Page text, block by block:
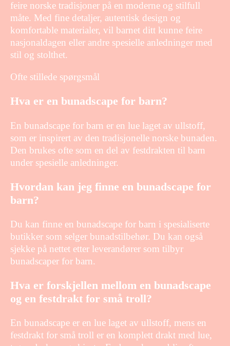
feire norske tradisjoner på en moderne og stilfull
måte. Med fine detaljer, autentisk design og
komfortable materialer, vil barnet ditt kunne feire
nasjonaldagen eller andre spesielle anledninger med
stil og stolthet.
Ofte stillede spørgsmål
Hva er en bunadscape for barn?
En bunadscape for barn er en lue laget av ullstoff,
som er inspirert av den tradisjonelle norske bunaden.
Den brukes ofte som en del av festdrakten til barn
under spesielle anledninger.
Hvordan kan jeg finne en bunadscape for
barn?
Du kan finne en bunadscape for barn i spesialiserte
butikker som selger bunadstilbehør. Du kan også
sjekke på nettet etter leverandører som tilbyr
bunadscaper for barn.
Hva er forskjellen mellom en bunadscape
og en festdrakt for små troll?
En bunadscape er en lue laget av ullstoff, mens en
festdrakt for små troll er en komplett drakt med lue,